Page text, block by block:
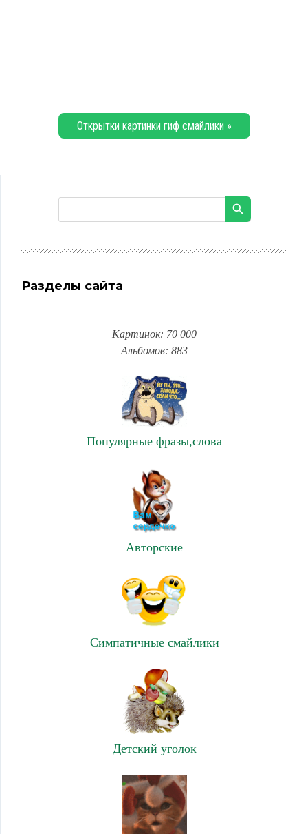
Открытки картинки гиф смайлики »
Разделы сайта
Картинок: 70 000
Альбомов: 883
Популярные фразы,слова
Авторские
Симпатичные смайлики
Детский уголок